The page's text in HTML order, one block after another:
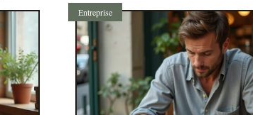
Entreprise